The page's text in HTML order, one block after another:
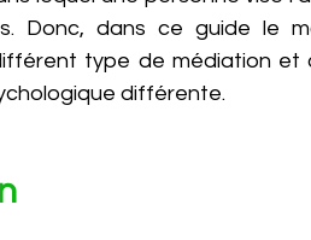
Donc, dans ce guide le
type de médiation et
différente.